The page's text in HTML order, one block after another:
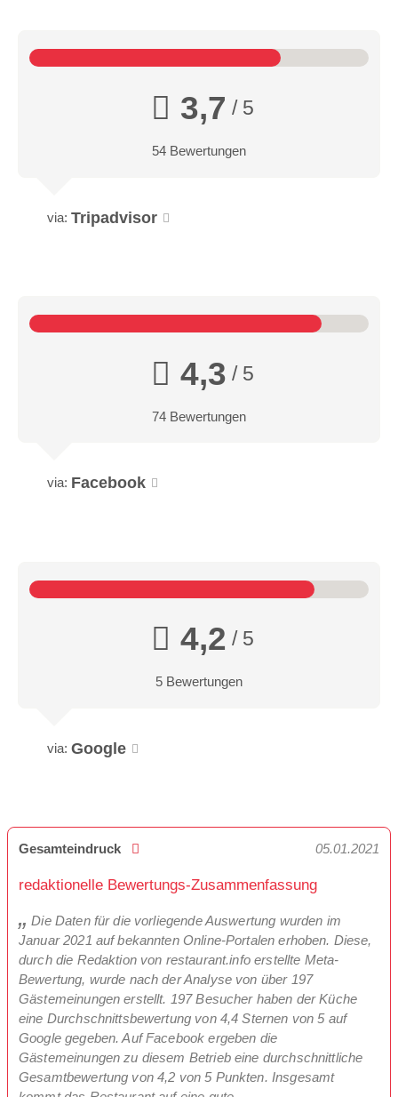
3,7 / 5
54 Bewertungen
via: Tripadvisor
4,3 / 5
74 Bewertungen
via: Facebook
4,2 / 5
5 Bewertungen
via: Google
Gesamteindruck 05.01.2021
redaktionelle Bewertungs-Zusammenfassung
Die Daten für die vorliegende Auswertung wurden im
Januar 2021 auf bekannten Online-Portalen erhoben. Diese,
durch die Redaktion von restaurant.info erstellte Meta-
Bewertung, wurde nach der Analyse von über 197
Gästemeinungen erstellt. 197 Besucher haben der Küche
eine Durchschnittsbewertung von 4,4 Sternen von 5 auf
Google gegeben. Auf Facebook ergeben die
Gästemeinungen zu diesem Betrieb eine durchschnittliche
Gesamtbewertung von 4,2 von 5 Punkten. Insgesamt